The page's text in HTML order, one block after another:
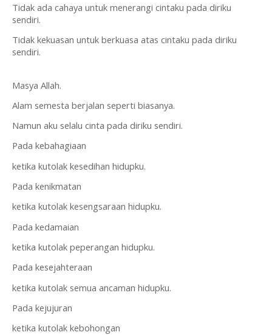
Tidak ada cahaya untuk menerangi cintaku pada diriku
sendiri.
Tidak kekuasan untuk berkuasa atas cintaku pada diriku
sendiri.
Masya Allah.
Alam semesta berjalan seperti biasanya.
Namun aku selalu cinta pada diriku sendiri.
Pada kebahagiaan
ketika kutolak kesedihan hidupku.
Pada kenikmatan
ketika kutolak kesengsaraan hidupku.
Pada kedamaian
ketika kutolak peperangan hidupku.
Pada kesejahteraan
ketika kutolak semua ancaman hidupku.
Pada kejujuran
ketika kutolak kebohongan